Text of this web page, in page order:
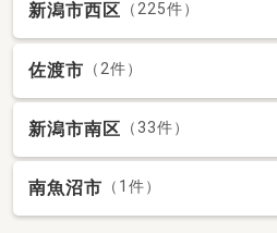
新潟市西区 （225件）
佐渡市 （2件）
新潟市南区 （33件）
南魚沼市 （1件）